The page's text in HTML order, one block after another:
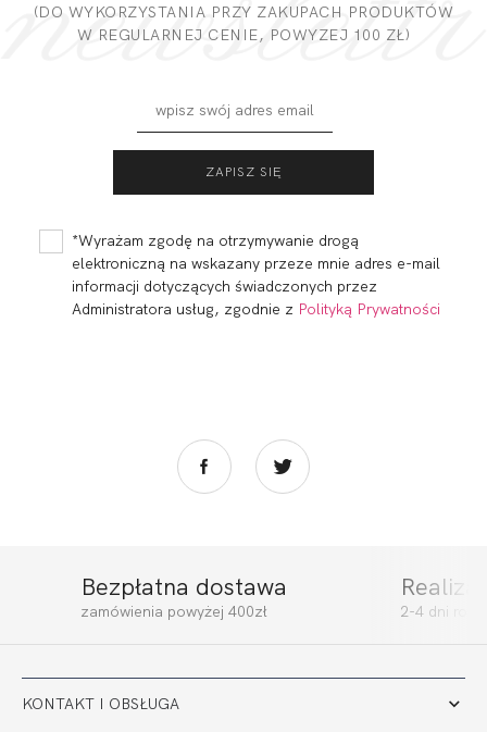
248,00 zł 288,00 zł
COTTON FLOWER
SOFT FULL CUP
COTTON FLOWER
(DO WYKORZYSTANIA PRZY ZAKUPACH PRODUKTÓW
W REGULARNEJ CENIE, POWYZEJ 100 ZŁ)
*Wyrażam zgodę na otrzymywanie drogą
elektroniczną na wskazany przeze mnie adres e-mail
informacji dotyczących świadczonych przez
Administratora usług, zgodnie z Polityką Prywatności
Bezpłatna dostawa
zamówienia powyżej 400zł 2-4 dni
KONTAKT I OBSŁUGA